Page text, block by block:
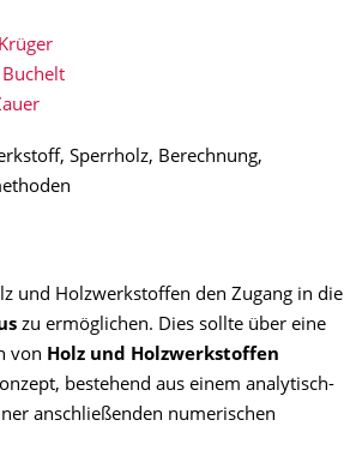
Sperrholz, Berechnung,
und Holzwerkstoffen den Zugang in die
zu ermöglichen. Dies sollte über eine
von Holz und Holzwerkstoffen
bestehend aus einem analytisch-
anschließenden numerischen